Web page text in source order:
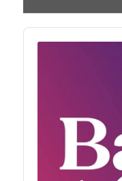
Audio
Player